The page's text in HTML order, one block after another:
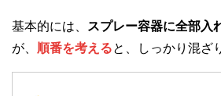
基本的には、 スプレー容器に全部入
が、 順番を考えると、しっかり混ざ